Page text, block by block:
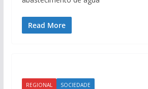
Read More
REGIONAL SOCIEDADE